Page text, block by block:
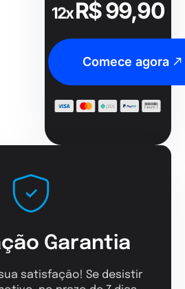
12xR$ 99,90
Comece agora
Garantia
satisfação! Se desistir